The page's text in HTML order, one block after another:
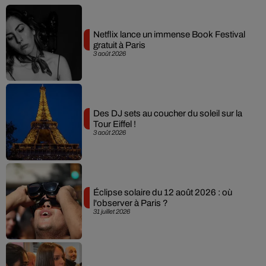
3 août 2026
Netflix lance un immense Book Festival
gratuit à Paris
3 août 2026
Des DJ sets au coucher du soleil sur la
Tour Eiffel !
31 juillet 2026
Éclipse solaire du 12 août 2026 : où
l'observer à Paris ?